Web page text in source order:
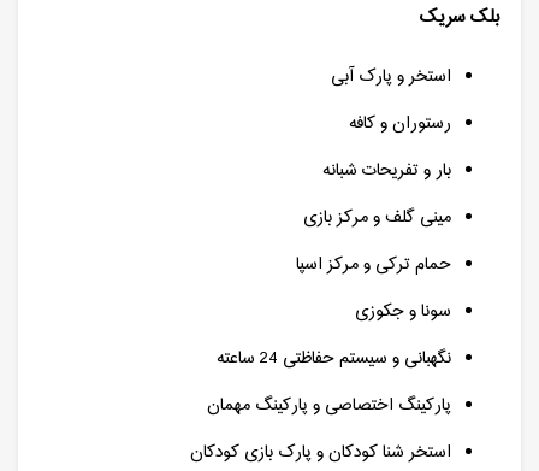
بلک سریک
استخر و پارک آبی
رستوران و کافه
بار و تفریحات شبانه
مینی گلف و مرکز بازی
حمام ترکی و مرکز اسپا
سونا و جکوزی
نگهبانی و سیستم حفاظتی 24 ساعته
پارکینگ اختصاصی و پارکینگ مهمان
استخر شنا کودکان و پارک بازی کودکان